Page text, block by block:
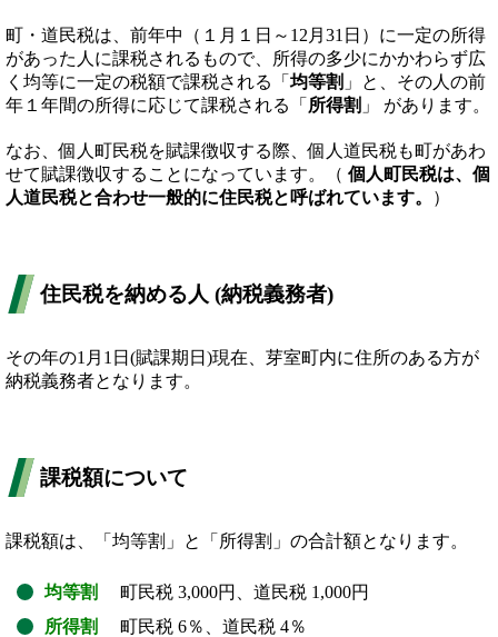
町・道民税は、前年中（１月１日～12月31日）に一定の所得
があった人に課税されるもので、所得の多少にかかわらず広
く均等に一定の税額で課税される「 均等割 」と、その人の前
年１年間の所得に応じて課税される「 所得割 」 があります。
なお、個人町民税を賦課徴収する際、個人道民税も町があわ
せて賦課徴収することになっています。（ 個人町民税は、個
人道民税と合わせ一般的に住民税と呼ばれています。
）
住民税を納める人 (納税義務者)
その年の1月1日(賦課期日)現在、芽室町内に住所のある方が
納税義務者となります。
課税額について
課税額は、「均等割」と「所得割」の合計額となります。
均等割
町民税 3,000円、道民税 1,000円
所得割
町民税 6％、道民税 4％